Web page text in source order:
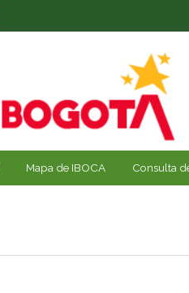
Mapa de IBOCA Consulta